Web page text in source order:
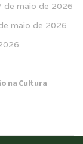
de maio de 2026
maio de 2026
na Cultura